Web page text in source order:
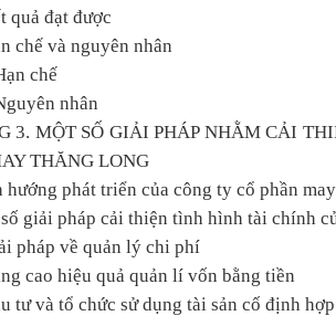
quả đạt được
chế và nguyên nhân
chế
nhân
3. MỘT SỐ GIẢI PHÁP NHẰM CẢI
THĂNG LONG
hướng phát triển của công ty cổ phần
giải pháp cải thiện tình hình tài chính
pháp về quản lý chi phí
cao hiệu quả quản lí vốn bằng tiền
tư và tổ chức sử dụng tài sản cố định